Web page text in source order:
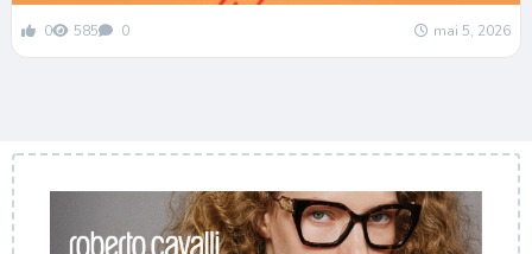
0 585 0 mai 5, 2026